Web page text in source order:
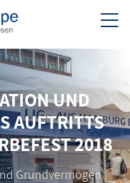
UND
AUFTRITTS
2018
Grundvermögen